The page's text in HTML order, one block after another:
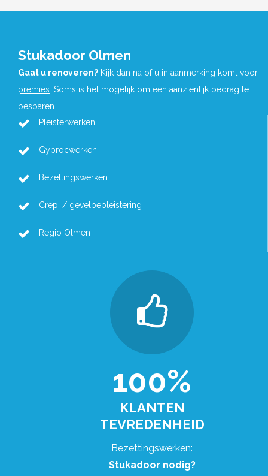
Stukadoor Olmen
Gaat u renoveren? Kijk dan na of u in aanmerking komt voor
premies. Soms is het mogelijk om een aanzienlijk bedrag te
besparen.
Pleisterwerken
Gyprocwerken
Bezettingswerken
Crepi / gevelbepleistering
Regio Olmen
100%
KLANTEN
TEVREDENHEID
Bezettingswerken:
Stukadoor nodig?